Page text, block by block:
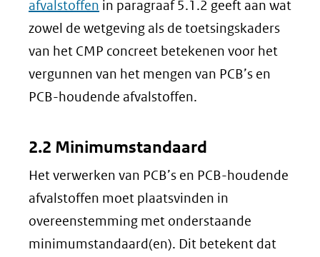
afvalstoffen in paragraaf 5.1.2 geeft aan wat
zowel de wetgeving als de toetsingskaders
van het CMP concreet betekenen voor het
vergunnen van het mengen van PCB’s en
PCB-houdende afvalstoffen.
2.2 Minimumstandaard
Het verwerken van PCB’s en PCB-houdende
afvalstoffen moet plaatsvinden in
overeenstemming met onderstaande
minimumstandaard(en). Dit betekent dat